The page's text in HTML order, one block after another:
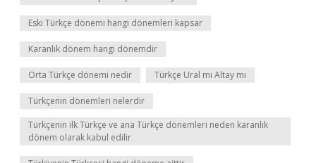
Eski Türkçe dönemi hangi dönemleri kapsar
Karanlık dönem hangi dönemdir
Orta Türkçe dönemi nedir Türkçe Ural mı Altay mı
Türkçenin dönemleri nelerdir
Türkçenin ilk Türkçe ve ana Türkçe dönemleri neden karanlık
dönem olarak kabul edilir